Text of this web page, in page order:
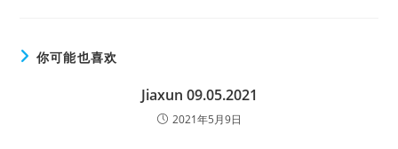
你可能也喜欢
Jiaxun 09.05.2021
2021年5月9日